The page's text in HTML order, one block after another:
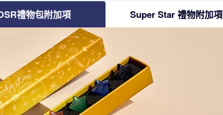
禮物包附加項 Super Star 禮物附加項